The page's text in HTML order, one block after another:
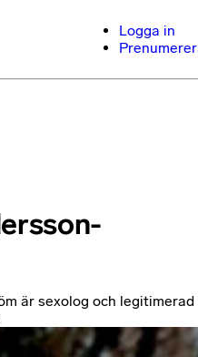
Logga in
är sexolog och legitimerad